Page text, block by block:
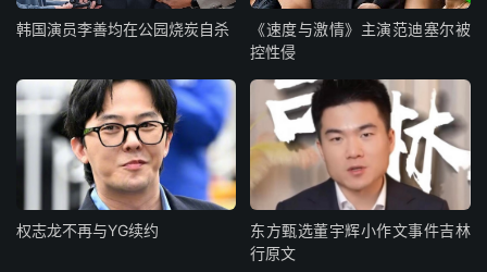
韩国演员李善均在公园烧炭自杀
《速度与激情》主演范迪塞尔被
控性侵
权志龙不再与YG续约
东方甄选董宇辉小作文事件吉林
行原文